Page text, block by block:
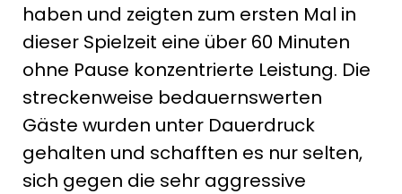
haben und zeigten zum ersten Mal in
dieser Spielzeit eine über 60 Minuten
ohne Pause konzentrierte Leistung. Die
streckenweise bedauernswerten
Gäste wurden unter Dauerdruck
gehalten und schafften es nur selten,
sich gegen die sehr aggressive